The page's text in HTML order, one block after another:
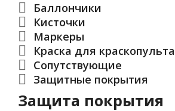
Баллончики
Кисточки
Маркеры
Краска для краскопульта
Сопутствующие
Защитные покрытия
Защита покрытия